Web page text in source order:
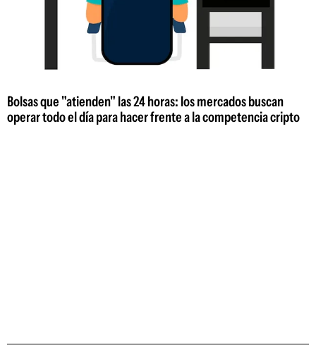
Bolsas que "atienden" las 24 horas: los mercados buscan
operar todo el día para hacer frente a la competencia cripto